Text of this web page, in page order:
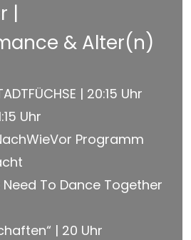
|
& Alter(n)
| 20:15 Uhr
Uhr
Programm
Need To Dance Together
| 20 Uhr